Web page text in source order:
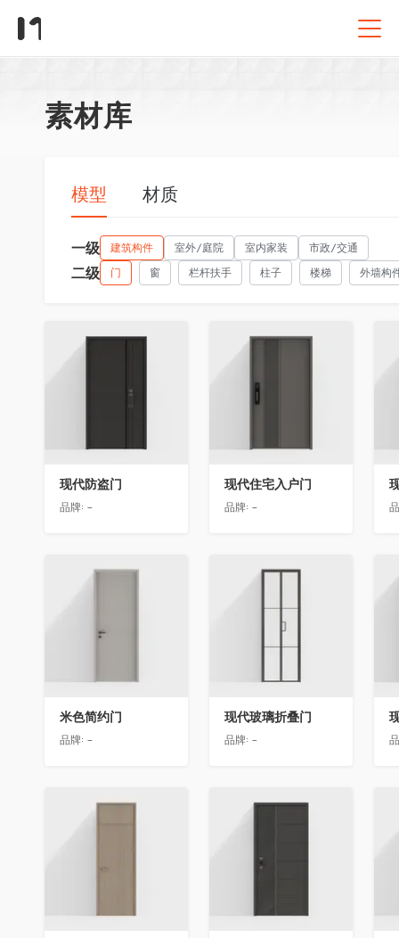
素材库
模型 材质
一级 建筑构件 室外/庭院 室内家装 市政/交通
二级 门 窗 栏杆扶手 柱子 楼梯 外墙构
收藏
现代防盗门
品牌: -
收藏
现代住宅入户门
品牌: -
收藏
米色简约门
品牌: -
收藏
现代玻璃折叠门
品牌: -
收藏 收藏